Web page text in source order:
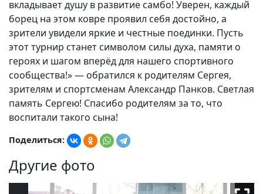
вкладывает душу в развитие самбо! Уверен, каждый
борец на этом ковре проявил себя достойно, а
зрители увидели яркие и честные поединки. Пусть
этот турнир станет символом силы духа, памяти о
героях и шагом вперёд для нашего спортивного
сообщества!» — обратился к родителям Сергея,
зрителям и спортсменам Александр Панков. Светлая
память Сергею! Спасибо родителям за то, что
воспитали такого сына!
Поделиться:
Другие фото